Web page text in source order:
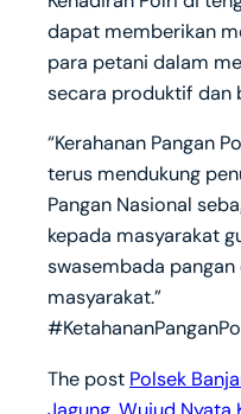
dapat memberikan
para petani dalam
secara produktif dan
“Kerahanan Pangan
terus mendukung
Pangan Nasional
kepada masyarakat
swasembada
masyarakat.”
The post Polsek